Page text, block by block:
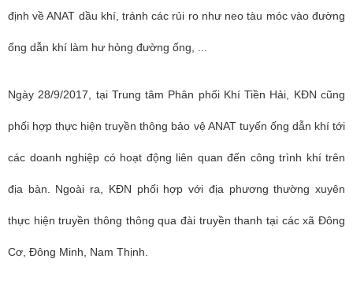
định về ANAT dầu khí, tránh các rủi ro như neo tàu móc vào đường
ống dẫn khí làm hư hỏng đường ống, ...
Ngày 28/9/2017, tại Trung tâm Phân phối Khí Tiền Hải, KĐN cũng
phối hợp thực hiện truyền thông bảo vệ ANAT tuyến ống dẫn khí tới
các doanh nghiệp có hoạt động liên quan đến công trình khí trên
địa bàn. Ngoài ra, KĐN phối hợp với địa phương thường xuyên
thực hiện truyền thông thông qua đài truyền thanh tại các xã Đông
Cơ, Đông Minh, Nam Thịnh.